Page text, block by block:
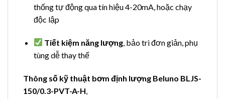
thống tự động qua tín hiệu 4-20mA, hoặc chạy
độc lập
Tiết kiệm năng lượng, bảo trì đơn giản, phụ
tùng dễ thay thế
Thông số kỹ thuật bơm định lượng Beluno BLJS-
150/0.3-PVT-A-H